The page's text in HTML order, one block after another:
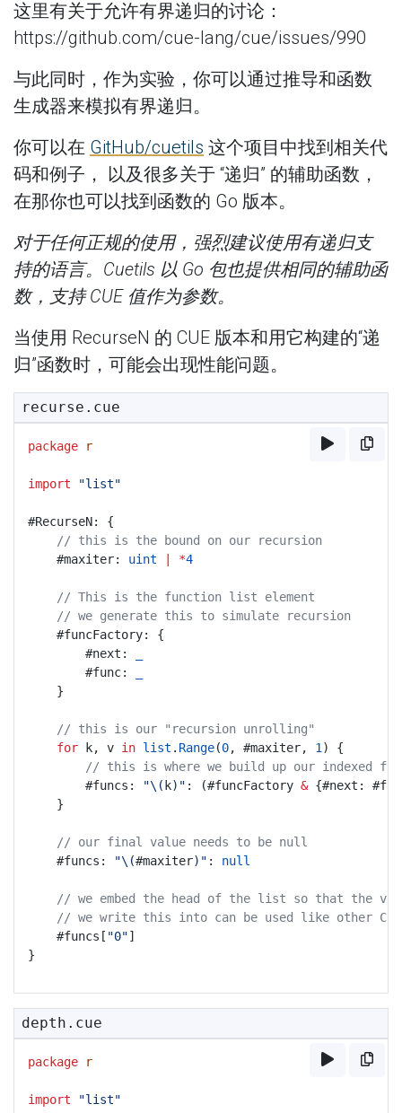
这里有关于允许有界递归的讨论：
https://github.com/cue-lang/cue/issues/990
与此同时，作为实验，你可以通过推导和函数
生成器来模拟有界递归。
你可以在 GitHub/cuetils 这个项目中找到相关代
码和例子， 以及很多关于 “递归” 的辅助函数，
在那你也可以找到函数的 Go 版本。
对于任何正规的使用，强烈建议使用有递归支
持的语言。Cuetils 以 Go 包也提供相同的辅助函
数，支持 CUE 值作为参数。
当使用 RecurseN 的 CUE 版本和用它构建的“递
归”函数时，可能会出现性能问题。
recurse.cue
package r
import "list"
#RecurseN: {
// this is the bound on our recursion
	#maxiter:
uint *4
// This is the function list element
// we generate this to simulate recursion
	#funcFactory: {
		#next:
		#func:
	}
// this is our "recursion unrolling"
for k, v in list . Range(0, #maxiter, 1 ) {
// this is where we build up our indexed
		#funcs:
"\( k)" : (#funcFactory & {#next:
	}
// our final value needs to be null
	#funcs:
"\(#maxiter)" : null
// we embed the head of the list so that the
// we write this into can be used like other
	#funcs[
"0"]
}
depth.cue
package r
import "list"